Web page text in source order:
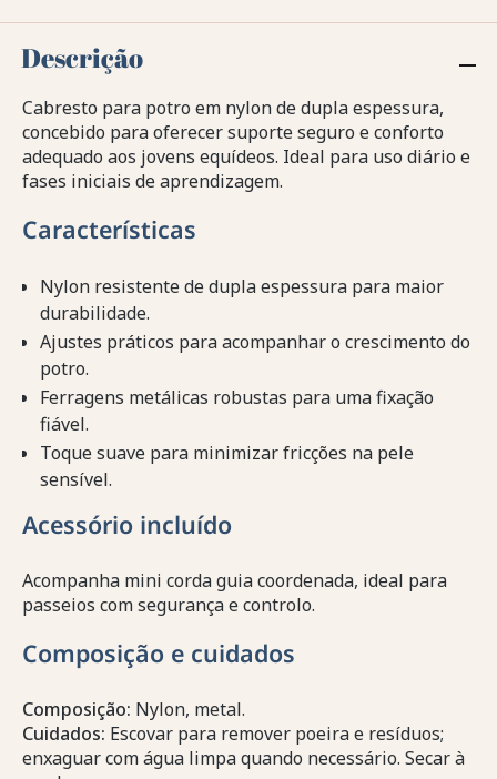
Descrição
Cabresto para potro em nylon de dupla espessura,
concebido para oferecer suporte seguro e conforto
adequado aos jovens equídeos. Ideal para uso diário e
fases iniciais de aprendizagem.
Características
Nylon resistente de dupla espessura para maior
durabilidade.
Ajustes práticos para acompanhar o crescimento do
potro.
Ferragens metálicas robustas para uma fixação
fiável.
Toque suave para minimizar fricções na pele
sensível.
Acessório incluído
Acompanha mini corda guia coordenada, ideal para
passeios com segurança e controlo.
Composição e cuidados
Composição: Nylon, metal.
Cuidados: Escovar para remover poeira e resíduos;
enxaguar com água limpa quando necessário. Secar à